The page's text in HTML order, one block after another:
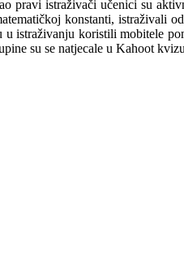
pravi istraživači učenici su
konstanti, istraživali
istraživanju koristili mobitele
su se natjecale u Kahoot